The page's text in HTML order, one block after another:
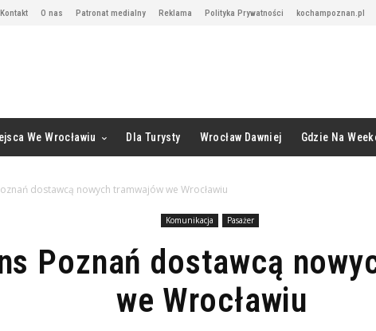
Kontakt O nas Patronat medialny Reklama Polityka Prywatności kochampoznan.pl
We Wrocławiu Dla Turysty Wrocław Dawniej Gdzie Na
dostawcą nowych tramwajów we Wrocławiu
Komunikacja Pasażer
Poznań dostawcą
we Wrocławiu